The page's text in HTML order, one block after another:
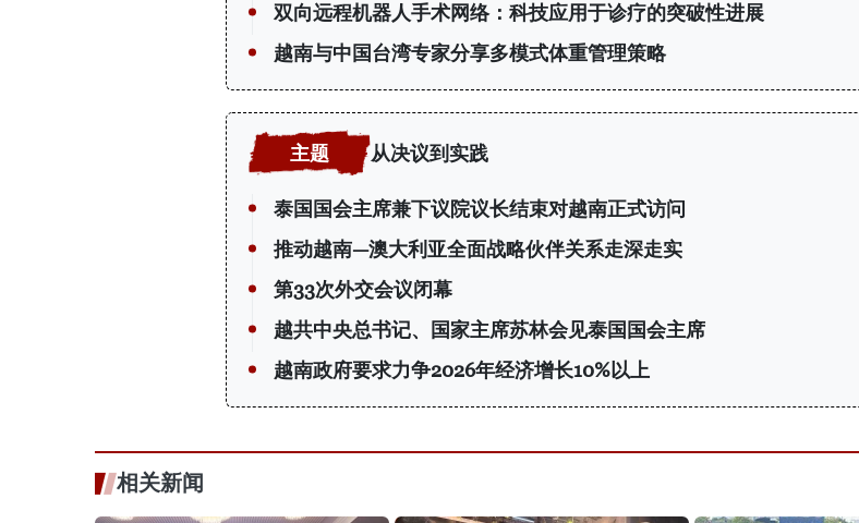
双向远程机器人手术网络：科技应用于诊疗的突破性进展
越南与中国台湾专家分享多模式体重管理策略
从决议到实践
泰国国会主席兼下议院议长结束对越南正式访问
推动越南—澳大利亚全面战略伙伴关系走深走实
第33次外交会议闭幕
越共中央总书记、国家主席苏林会见泰国国会主席
越南政府要求力争2026年经济增长10%以上
相关新闻